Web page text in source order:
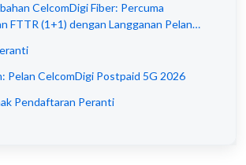
CelcomDigi Fiber: Percuma
FTTR (1+1) dengan Langganan Pelan
Pelan CelcomDigi Postpaid 5G 2026
Pendaftaran Peranti